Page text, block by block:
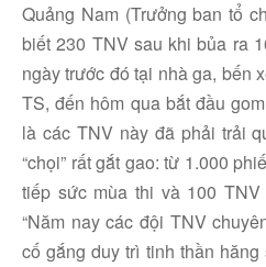
Quảng Nam (Trưởng ban tổ
biết 230 TNV sau khi bủa ra
ngày trước đó tại nhà ga, bến
TS, đến hôm qua bắt đầu
là các TNV này đã phải trải
“chọi” rất gắt gao: từ 1.000
tiếp sức mùa thi và 100
“Năm nay các đội TNV
cố gắng duy trì tinh thần